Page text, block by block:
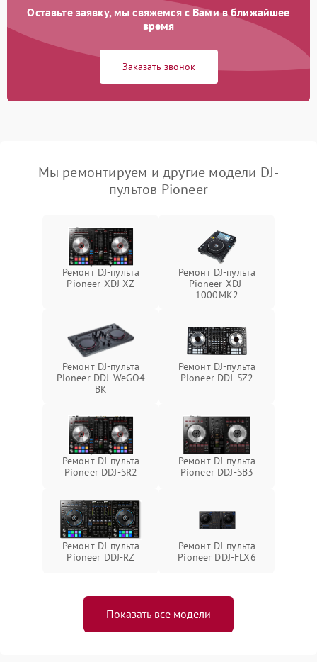
Оставьте заявку, мы свяжемся с Вами в ближайшее
время
Заказать звонок
Мы ремонтируем и другие модели DJ-
пультов Pioneer
Ремонт DJ-пульта
Pioneer XDJ-XZ
Ремонт DJ-пульта
Pioneer XDJ-
1000MK2
Ремонт DJ-пульта
Pioneer DDJ-WeGO4
BK
Ремонт DJ-пульта
Pioneer DDJ-SZ2
Ремонт DJ-пульта
Pioneer DDJ-SR2
Ремонт DJ-пульта
Pioneer DDJ-SB3
Ремонт DJ-пульта
Pioneer DDJ-RZ
Ремонт DJ-пульта
Pioneer DDJ-FLX6
Показать все модели